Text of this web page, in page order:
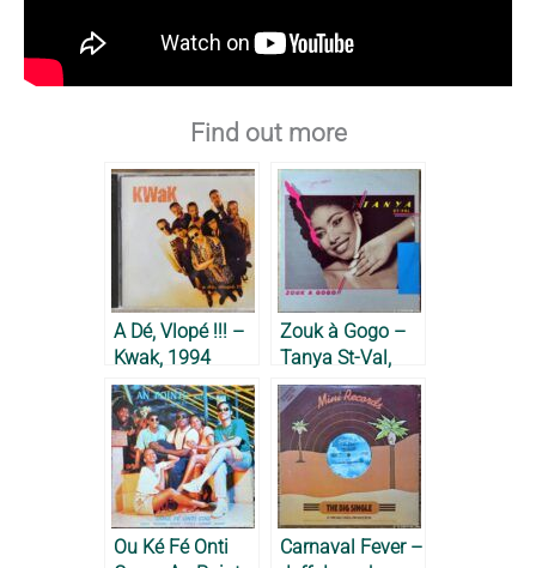
Find out more
A Dé, Vlopé !!! –
Kwak, 1994
Zouk à Gogo –
Tanya St-Val,
1989
Ou Ké Fé Onti
Carnaval Fever –